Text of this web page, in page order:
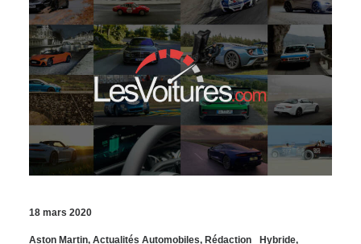
18 mars 2020
Aston Martin, Actualités Automobiles, Rédaction Hybride,